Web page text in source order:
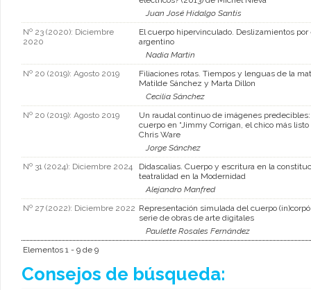
Juan José Hidalgo Santis
Nº 23 (2020): Diciembre
2020
El cuerpo hipervinculado. Deslizamientos por
argentino
Nadia Martin
Nº 20 (2019): Agosto 2019
Filiaciones rotas. Tiempos y lenguas de la
Matilde Sánchez y Marta Dillon
Cecilia Sánchez
Nº 20 (2019): Agosto 2019
Un raudal continuo de imágenes
cuerpo en “Jimmy Corrigan, el chico más
Chris Ware
Jorge Sánchez
Nº 31 (2024): Diciembre 2024
Didascalias. Cuerpo y escritura en la
teatralidad en la Modernidad
Alejandro Manfred
Nº 27 (2022): Diciembre 2022 Representación simulada del cuerpo
serie de obras de arte digitales
Paulette Rosales Fernández
Elementos 1 - 9 de 9
Consejos de búsqueda: